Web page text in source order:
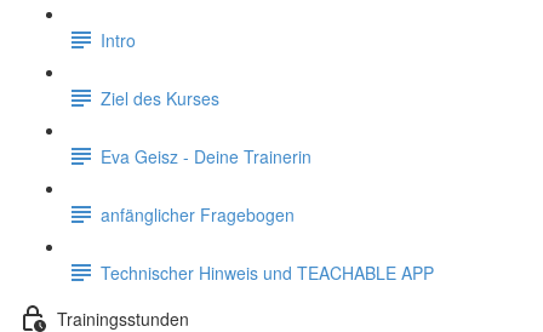
Intro
Ziel des Kurses
Eva Geisz - Deine Trainerin
anfänglicher Fragebogen
Technischer Hinweis und TEACHABLE APP
Trainingsstunden